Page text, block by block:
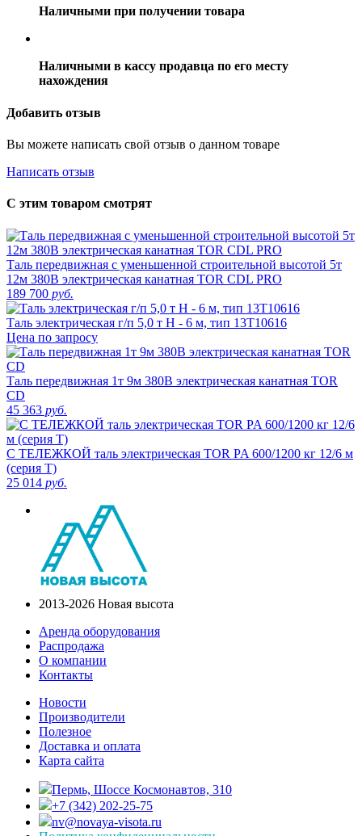
Наличными при получении товара
Наличными в кассу продавца по его месту
нахождения
Добавить отзыв
Вы можете написать свой отзыв о данном товаре
Написать отзыв
С этим товаром смотрят
Таль передвижная с уменьшенной строительной высотой 5т
12м 380В электрическая канатная TOR CDL PRO
189 700 руб.
Таль электрическая г/п 5,0 т Н - 6 м, тип 13Т10616
Цена по запросу
Таль передвижная 1т 9м 380В электрическая канатная TOR
CD
45 363 руб.
С ТЕЛЕЖКОЙ таль электрическая TOR PA 600/1200 кг 12/6 м
(серия T)
25 014 руб.
2013-2026 Новая высота
Аренда оборудования
Распродажа
О компании
Контакты
Новости
Производители
Полезное
Доставка и оплата
Карта сайта
Пермь, Шоссе Космонавтов, 310
+7 (342) 202-25-75
nv@novaya-visota.ru